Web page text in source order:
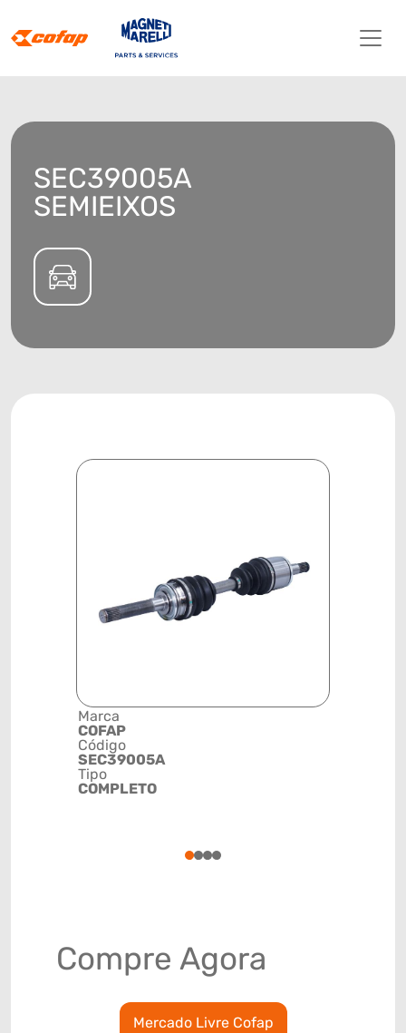
SEC39005A
SEMIEIXOS
Marca
COFAP
Código
SEC39005A
Tipo
COMPLETO
1234
Compre Agora
Mercado Livre Cofap